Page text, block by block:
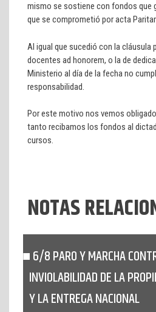
mismo se sostiene con fondos que
que se comprometió por acta
Al igual que sucedió con la cláusula
docentes ad honorem, o la de
Ministerio al día de la fecha no
responsabilidad.
Por este motivo nos vemos
tanto recibamos los fondos al
cursos.
NOTAS
6/8 PARO Y MARCHA
INVIOLABILIDAD DE LA
Y LA ENTREGA NACIONAL